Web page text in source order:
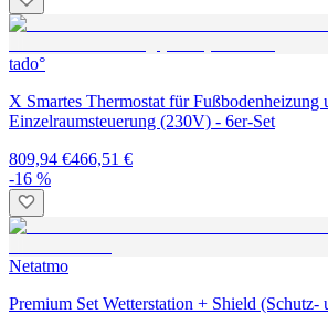
tado°
X Smartes Thermostat für Fußbodenheizung
Einzelraumsteuerung (230V) - 6er-Set
809,94 €466,51 €
-16 %
Netatmo
Premium Set Wetterstation + Shield (Schutz-